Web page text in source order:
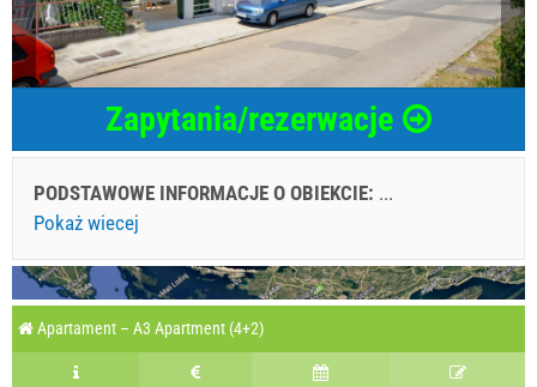
Zapytania/rezerwacje
PODSTAWOWE INFORMACJE O OBIEKCIE: ...
Pokaż wiecej
Apartament – A3 Apartment (4+2)